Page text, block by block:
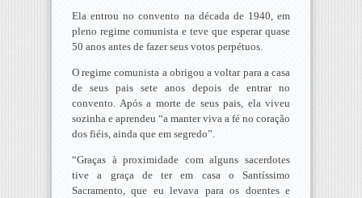
Ela entrou no convento na década de 1940, em
pleno regime comunista e teve que esperar quase
50 anos antes de fazer seus votos perpétuos.
O regime comunista a obrigou a voltar para a casa
de seus pais sete anos depois de entrar no
convento. Após a morte de seus pais, ela viveu
sozinha e aprendeu “a manter viva a fé no coração
dos fiéis, ainda que em segredo”.
“Graças à proximidade com alguns sacerdotes
tive a graça de ter em casa o Santíssimo
Sacramento, que eu levava para os doentes e